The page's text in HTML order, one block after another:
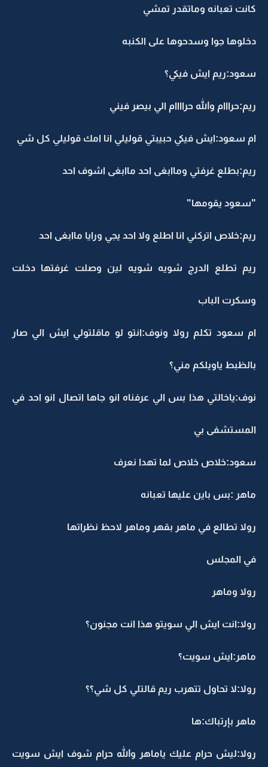
كانت تعبانه وماتقدر تمشي
دخلوها جوا وسدحوها على الكنبه
سعود:ريم ايش فيكي؟
ريم:حرااام والله حراااام الي بيصر فيني
ام سعود:ايش فيكي حبيبتي قوليلي انا امك قوليلي كل شي
ريم:بطلع غرفتي وماابغى احد ماابغى اشوف احد
"سعود يقومها"
ريم:خلاص اتركني انا اطلع ولا احد يجي ورايا ماابغى احد
ريم تطلع الدرج شويه شويه لين وصلت غرفتها دخلت
وسكرت الباب
ام سعود تكلم رولا ونوف:انتو لو ماقلتولي ايش الي صار
بالظبط ياويلكم مني؟
نوف:ياخالتي هذا بس الي عرفناه انو جاها اتصال انو احد في
المستشفى بي
سعود:خلاص خلاص لما تهدا نعرف
ماهر :بس باين عليها تعبانه
رولا تطالع في ماهر بقهر وماهر لاحظ نظراتها
في المجلس
رولا وماهر
رولا:انت ايش الي سويتو هذا انت مجنون؟
ماهر:ايش سويت؟
رولا:لا تحاول تتهرب ريم قالتلي كل شي؟؟
ماهر بإرتباك:ها
رولا:ليش حرام عليك ياماهر والله حرام شوف ايش سويت